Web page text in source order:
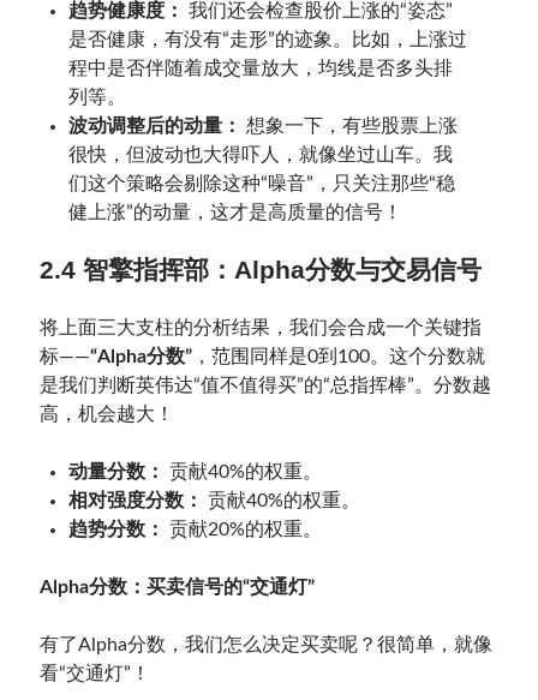
趋势健康度：
我们还会检查股价上涨的“姿态”
是否健康，有没有“走形”的迹象。比如，上涨过
程中是否伴随着成交量放大，均线是否多头排
列等。
波动调整后的动量：
想象一下，有些股票上涨
很快，但波动也大得吓人，就像坐过山车。我
们这个策略会剔除这种“噪音”，只关注那些“稳
健上涨”的动量，这才是高质量的信号！
2.4智擎指挥部：Alpha分数与交易信号
将上面三大支柱的分析结果，我们会合成一个关键指
标——“Alpha分数” ，范围同样是0到100。这个分数就
是我们判断英伟达“值不值得买”的“总指挥棒”。分数越
高，机会越大！
动量分数：
贡献40%的权重。
相对强度分数：
贡献40%的权重。
趋势分数：
贡献20%的权重。
Alpha分数：买卖信号的“交通灯”
有了Alpha分数，我们怎么决定买卖呢？很简单，就像
看“交通灯”！